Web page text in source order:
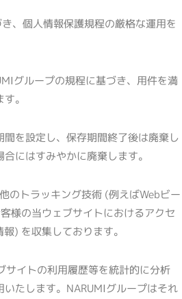
、個人情報保護規程の厳格な運用を
グループの規程に基づき、用件を満
。
を設定し、保存期間終了後は廃棄し
にはすみやかに廃棄します。
のトラッキング技術 (例えばWebビー
様の当ウェブサイトにおけるアクセ
) を収集しております。
イトの利用履歴等を統計的に分析
たします。NARUMIグループはそれ